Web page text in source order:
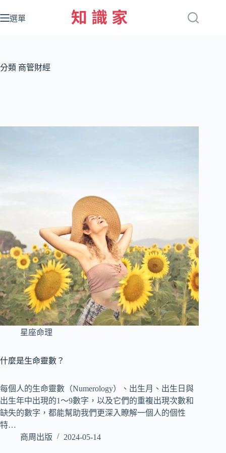
至
容
選單
分類 商管財經
星座命理
什麼是生命靈數？
每個人的生命靈數（Numerology）、出生月、出生日與
出生年中出現的1～9數字，以及它們的重複出現次數和
缺失的數字，都能幫助我們更深入瞭解一個人的個性
特…
商周出版
2024-05-14